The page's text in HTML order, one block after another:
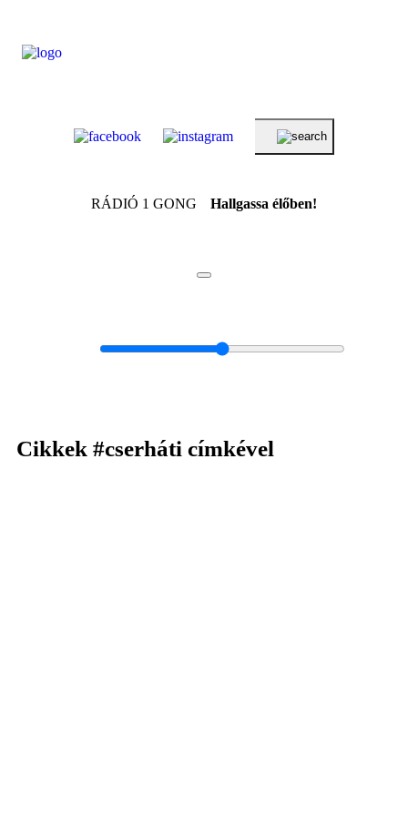
RÁDIÓ 1 GONG Hallgassa élőben!
Cikkek #cserháti címkével